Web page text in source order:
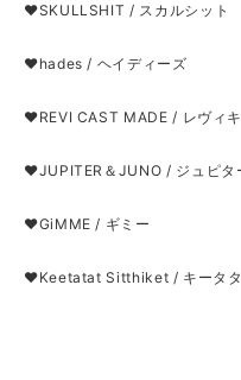
❤SKULLSHIT / スカルシット
❤hades / ヘイディーズ
❤REVI CAST MADE / レヴィ
❤JUPITER＆JUNO / ジュピタ
❤GiMME / ギミー
❤Keetatat Sitthiket / キータタ